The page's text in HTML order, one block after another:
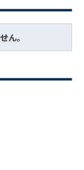
ん。